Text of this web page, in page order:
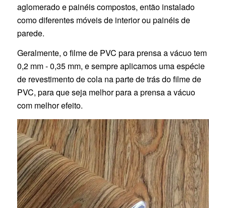
aglomerado e painéis compostos, então instalado
como diferentes móveis de interior ou painéis de
parede.
Geralmente, o filme de PVC para prensa a vácuo tem
0,2 mm - 0,35 mm, e sempre aplicamos uma espécie
de revestimento de cola na parte de trás do filme de
PVC, para que seja melhor para a prensa a vácuo
com melhor efeito.